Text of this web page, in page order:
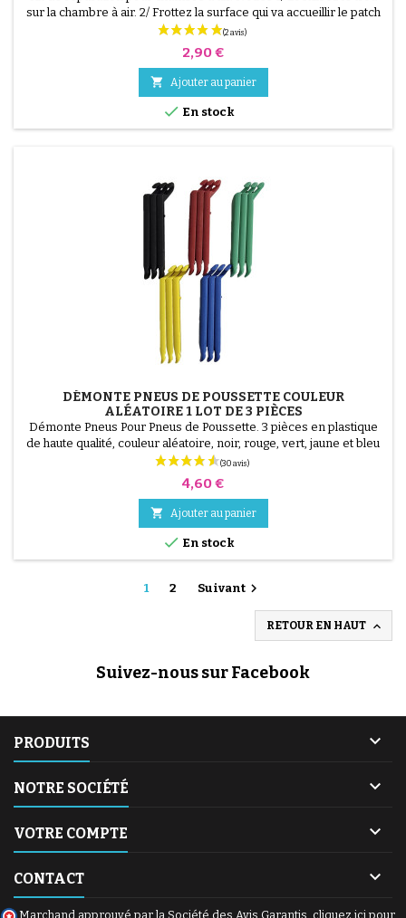
sur la chambre à air. 2/ Frottez la surface qui va accueillir le patch
avec le grattoir fourni. 3/ Dégraissez, nettoyez et séchez la
Patientez environ 1 mIn, jusqu'à ce que la colle ne brille plus. 6/
Positionnez le patch au...
Prix
2,90 €
 Ajouter au panier
 En stock
DÉMONTE PNEUS DE POUSSETTE COULEUR
ALÉATOIRE 1 LOT DE 3 PIÈCES
Démonte Pneus Pour Pneus de Poussette. 3 pièces en plastique
de haute qualité, couleur aléatoire, noir, rouge, vert, jaune et bleu
ou 3 pièces en acier ( gris ) Le montage du pneu se fait sans outils
et uniquement à la main, cela évite de percer la chambre à air.
Prix
4,60 €
 Ajouter au panier
 En stock
1 2 Suivant 
RETOUR EN HAUT 
Suivez-nous sur Facebook
PRODUITS 
NOTRE SOCIÉTÉ 
VOTRE COMPTE 
CONTACT 
Marchand approuvé par la Société des Avis Garantis, cliquez ici pour